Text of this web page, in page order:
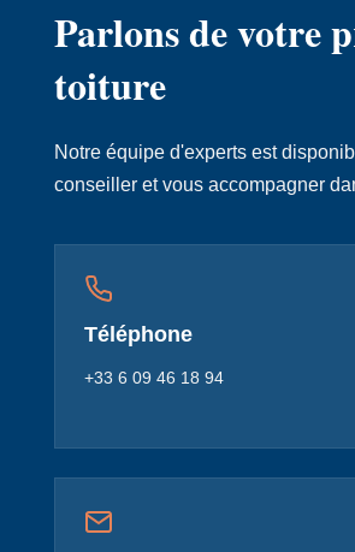
Parlons de votre
toiture
Notre équipe d'experts est
conseiller et vous accompagner
Téléphone
+33 6 09 46 18 94